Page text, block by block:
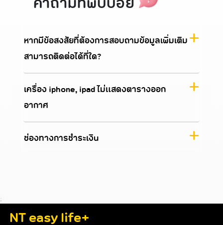
หากมีข้อสงสัยที่ต้องการสอบถามข้อมูลเพิ่มเติม
สามารถติดต่อได้ที่ใด?
เครื่อง iphone, ipad ไม่แสดงตารางออก
อากาศ
ช่องทางการชำระเงิน
;
NT easy life+